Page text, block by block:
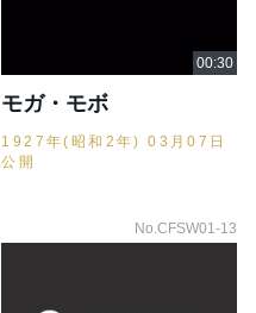
モガ・モボ
1927年(昭和2年) 03月07日
公開
No.CFSW01-13